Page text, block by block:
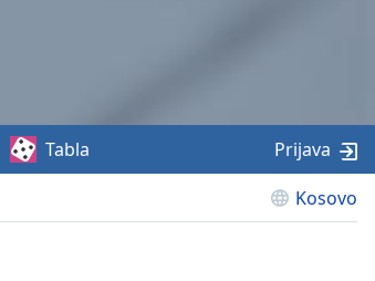
Kosovo
Tabla Prijava